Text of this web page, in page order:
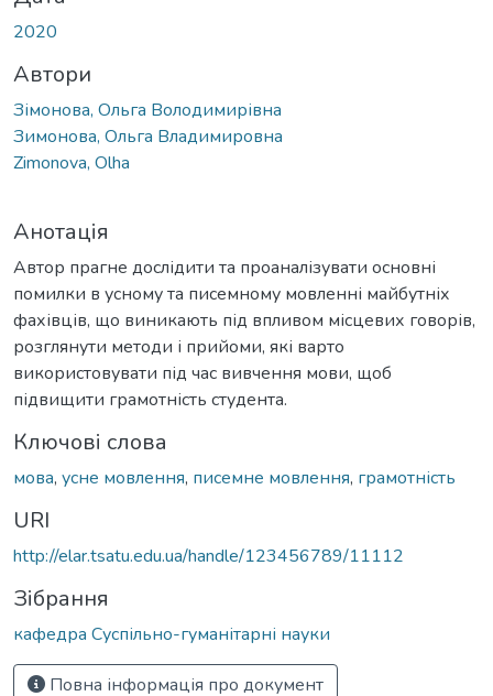
2020
Автори
Зімонова, Ольга Володимирівна
Зимонова, Ольга Владимировна
Zimonova, Olha
Анотація
Автор прагне дослідити та проаналізувати основні
помилки в усному та писемному мовленні майбутніх
фахівців, що виникають під впливом місцевих говорів,
розглянути методи і прийоми, які варто
використовувати під час вивчення мови, щоб
підвищити грамотність студента.
Ключові слова
мова, усне мовлення, писемне мовлення, грамотність
URI
http://elar.tsatu.edu.ua/handle/123456789/11112
Зібрання
кафедра Суспільно-гуманітарні науки
Повна інформація про документ